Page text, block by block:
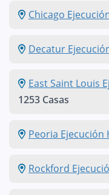
Chicago
Decatur
East Saint Louis
1253 Casas
Peoria Ejecución
Rockford